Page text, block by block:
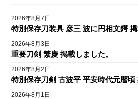
2026年8月7日
特別保存刀装具 彦三 波に円相文鍔 掲
2026年8月3日
重要刀剣 繁慶 掲載しました。
2026年8月2日
特別保存刀剣 古波平 平安時代元暦頃
2026年8月1日